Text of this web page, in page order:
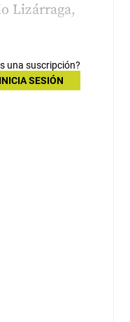
Lizárraga,
una suscripción?
INICIA SESIÓN